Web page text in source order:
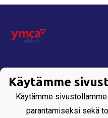
KORIPALLOSEURA
Käytämme
Käytämme
parantamiseksi sekä